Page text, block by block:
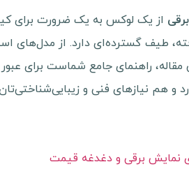
از یک لوکس به یک ضرورت برای
طیف گسترده‌ای دارد. از مدل‌های
راهنمای جامع شماست برای
هم نیازهای فنی و زیبایی‌شناختی‌تان
نمایش برقی و دغدغه قیمت